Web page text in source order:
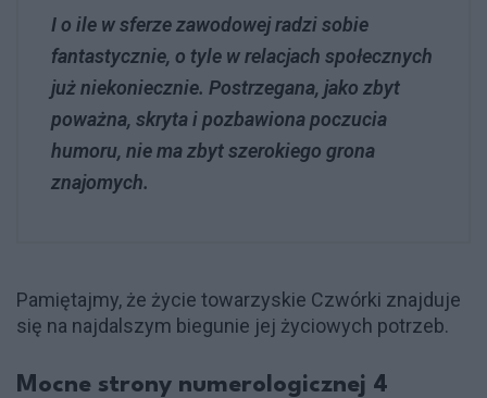
I o ile w sferze zawodowej radzi sobie
fantastycznie, o tyle w relacjach społecznych
już niekoniecznie. Postrzegana, jako zbyt
poważna, skryta i pozbawiona poczucia
humoru, nie ma zbyt szerokiego grona
znajomych.
Pamiętajmy, że życie towarzyskie Czwórki znajduje
się na najdalszym biegunie jej życiowych potrzeb.
Mocne strony numerologicznej 4